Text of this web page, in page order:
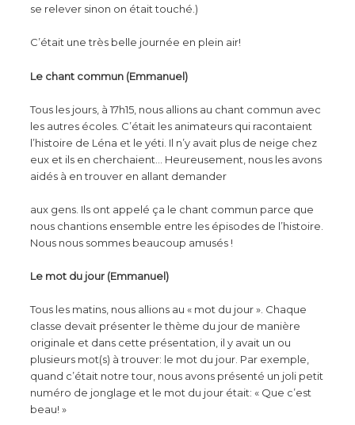
se relever sinon on était touché.)
C’était une très belle journée en plein air!
Le chant commun (Emmanuel)
Tous les jours, à 17h15, nous allions au chant commun avec
les autres écoles. C’était les animateurs qui racontaient
l’histoire de Léna et le yéti. Il n’y avait plus de neige chez
eux et ils en cherchaient… Heureusement, nous les avons
aidés à en trouver en allant demander
aux gens. Ils ont appelé ça le chant commun parce que
nous chantions ensemble entre les épisodes de l’histoire.
Nous nous sommes beaucoup amusés !
Le mot du jour (Emmanuel)
Tous les matins, nous allions au « mot du jour ». Chaque
classe devait présenter le thème du jour de manière
originale et dans cette présentation, il y avait un ou
plusieurs mot(s) à trouver: le mot du jour. Par exemple,
quand c’était notre tour, nous avons présenté un joli petit
numéro de jonglage et le mot du jour était: « Que c’est
beau! »